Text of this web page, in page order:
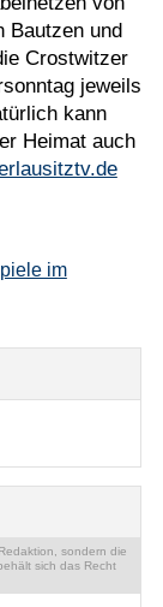
Bautzen und
Crostwitzer
jeweils
kann
Heimat auch
im
sondern die
sich das Recht